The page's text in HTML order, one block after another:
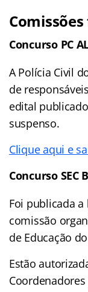
Concurso PC
A Polícia Civil
de
edital
suspenso.
Clique aqui e
Concurso SEC
Foi publicada
comissão
de Educação
Estão